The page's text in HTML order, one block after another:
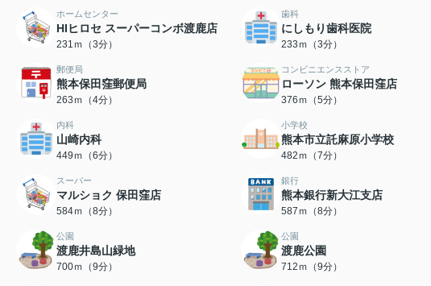
ホームセンター
HIヒロセ スーパーコンボ渡鹿店
231ｍ（3分）
歯科
にしもり歯科医院
233ｍ（3分）
郵便局
熊本保田窪郵便局
263ｍ（4分）
コンビニエンスストア
ローソン 熊本保田窪店
376ｍ（5分）
内科
山崎内科
449ｍ（6分）
小学校
熊本市立託麻原小学校
482ｍ（7分）
スーパー
マルショク 保田窪店
584ｍ（8分）
銀行
熊本銀行新大江支店
587ｍ（8分）
公園
渡鹿井島山緑地
700ｍ（9分）
公園
渡鹿公園
712ｍ（9分）